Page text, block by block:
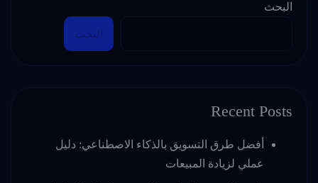
البحث
البحث
Recent Posts
أفضل طرق التسويق بالذكاء الاصطناعي: دليل
عملي لزيادة المبيعات